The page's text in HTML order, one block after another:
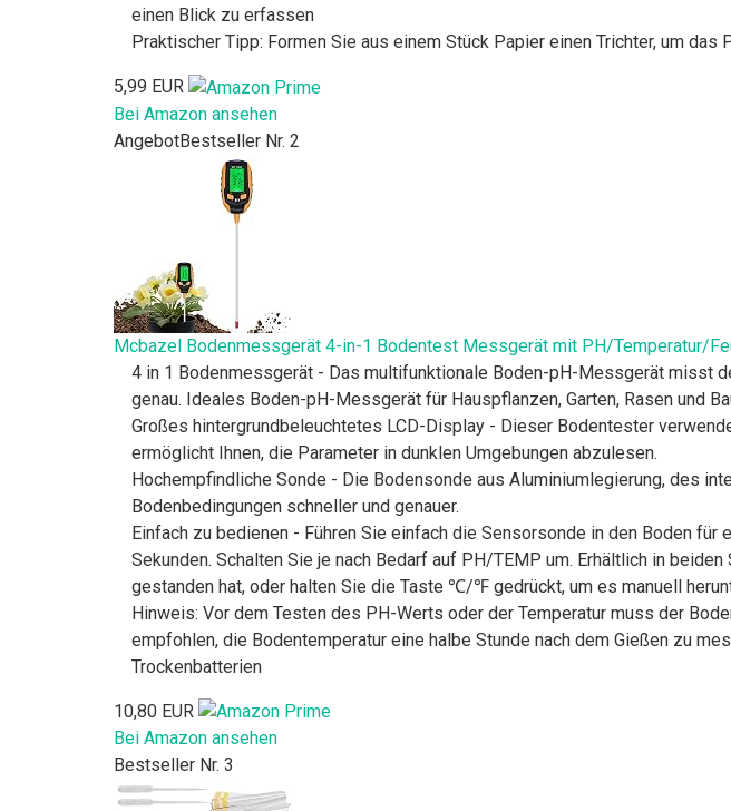
einen Blick zu erfassen
Praktischer Tipp: Formen Sie aus einem Stück Papier einen Trichter, um das
5,99 EUR
Bei Amazon ansehen
AngebotBestseller Nr. 2
Mcbazel Bodenmessgerät 4-in-1 Bodentest Messgerät mit PH/Temperatur/
4 in 1 Bodenmessgerät - Das multifunktionale Boden-pH-Messgerät misst
genau. Ideales Boden-pH-Messgerät für Hauspflanzen, Garten, Rasen und
Großes hintergrundbeleuchtetes LCD-Display - Dieser Bodentester
ermöglicht Ihnen, die Parameter in dunklen Umgebungen abzulesen.
Hochempfindliche Sonde - Die Bodensonde aus Aluminiumlegierung, des
Bodenbedingungen schneller und genauer.
Einfach zu bedienen - Führen Sie einfach die Sensorsonde in den Boden
Sekunden. Schalten Sie je nach Bedarf auf PH/TEMP um. Erhältlich in
gestanden hat, oder halten Sie die Taste ℃/℉ gedrückt, um es manuell
Hinweis: Vor dem Testen des PH-Werts oder der Temperatur muss der
empfohlen, die Bodentemperatur eine halbe Stunde nach dem Gießen zu
Trockenbatterien
10,80 EUR
Bei Amazon ansehen
Bestseller Nr. 3